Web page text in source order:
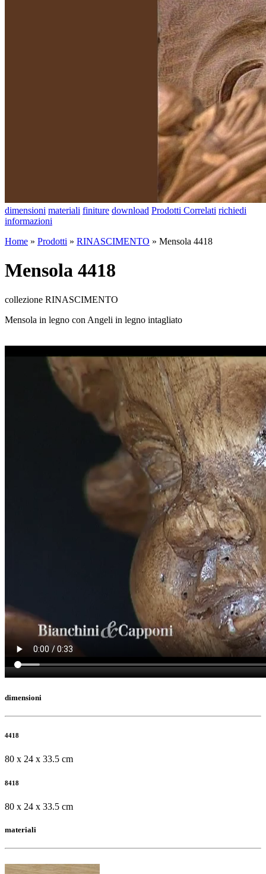
dimensioni materiali finiture download Prodotti Correlati richiedi
informazioni
Home » Prodotti » RINASCIMENTO » Mensola 4418
Mensola 4418
collezione RINASCIMENTO
Mensola in legno con Angeli in legno intagliato
dimensioni
4418
80 x 24 x 33.5 cm
8418
80 x 24 x 33.5 cm
materiali